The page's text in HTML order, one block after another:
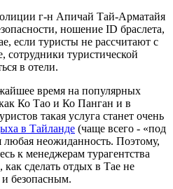
г-н Апичай Тай-Арматайя
ношение ID браслета,
если туристы не рассчитают с
сотрудники туристической
в отели.
время на популярных
Ко Тао и Ко Панган и в
такая услуга станет очень
в Тайланде (чаще всего - «под
любая неожиданность. Поэтому,
к менеджерам турагентства
сделать отдых в Тае не
безопасным.